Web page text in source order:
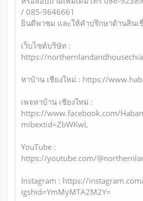
/ 085-9646661
ยินดีพาชม และให้คำปรึกษาด้านสินเ
เว็บไซต์บริษัท :
https://
หาบ้าน เชียงใหม่ : https://
เพจหาบ้าน เชียงใหม่ :
https://www.facebook.com/
mibextid=ZbWKwL
YouTube :
https://youtube.com/
Instagram : https://
igshid=YmMyMTA2M2Y=